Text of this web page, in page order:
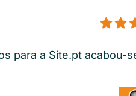
para a Site.pt acabou-